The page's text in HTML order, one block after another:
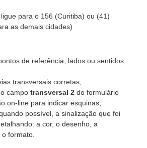
ligue para o 156 (Curitiba) ou (41)
as demais cidades)
de referência, lados ou sentidos
transversais corretas;
o campo transversal 2 do formulário
on-line para indicar esquinas;
possível, a sinalização que foi
a cor, o desenho, a
formato.